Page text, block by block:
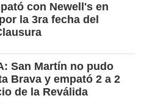
con Newell's en
la 3ra fecha del
San Martín no pudo
Brava y empató 2 a 2
de la Reválida